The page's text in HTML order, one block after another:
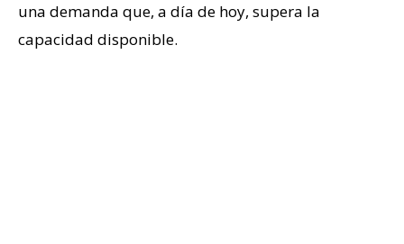
una demanda que, a día de hoy, supera la
capacidad disponible.